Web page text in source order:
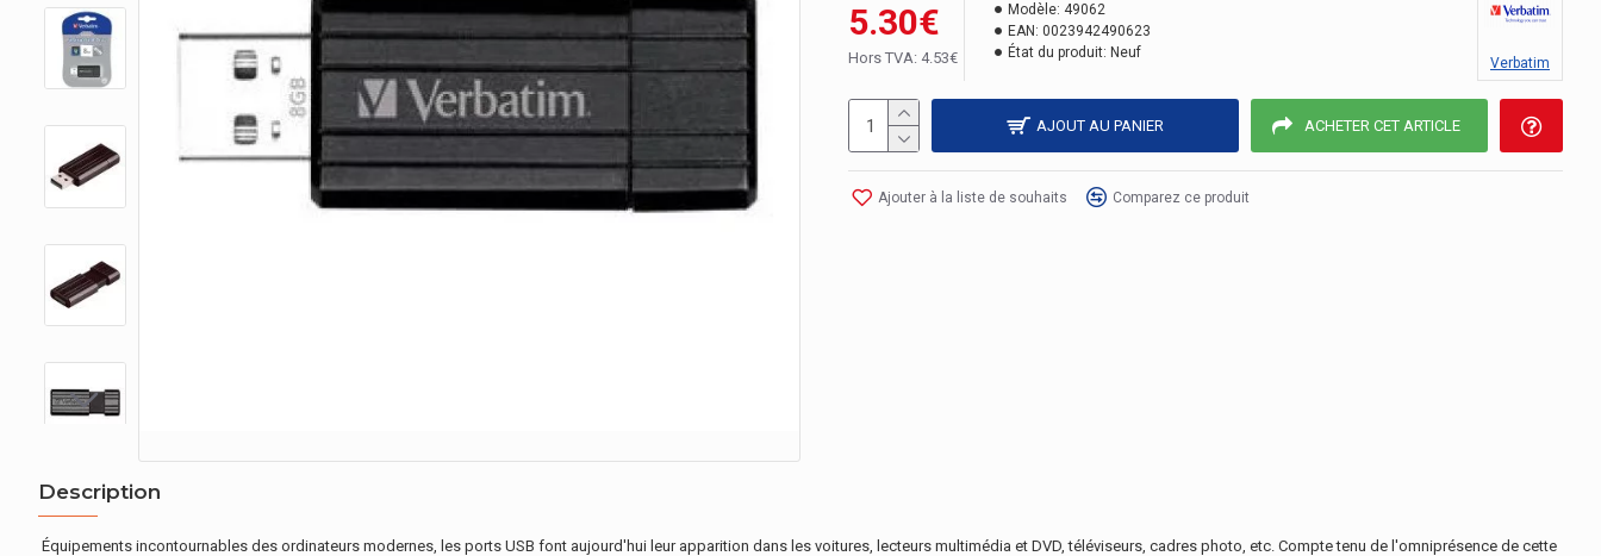
5.30€
Hors TVA: 4.53€
Modèle: 49062
EAN: 0023942490623
État du produit: Neuf
Verbatim
AJOUT AU PANIER ACHETER CET ARTICLE
Ajouter à la liste de souhaits Comparez ce produit
Description
Équipements incontournables des ordinateurs modernes, les ports USB font aujourd'hui leur apparition dans les voitures, lecteurs multimédia et DVD, téléviseurs, cadres photo, etc. Compte tenu de l'omniprésence de cette